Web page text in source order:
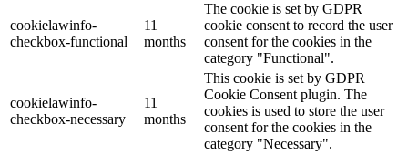
cookielawinfo-
checkbox-functional
11
months
The cookie is set by GDPR
cookie consent to record the user
consent for the cookies in the
category "Functional".
cookielawinfo-
checkbox-necessary
11
months
This cookie is set by GDPR
Cookie Consent plugin. The
cookies is used to store the user
consent for the cookies in the
category "Necessary".